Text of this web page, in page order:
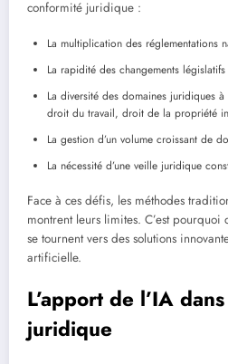
conformité juridique :
La multiplication des réglementations
La rapidité des changements législatifs
La diversité des domaines juridiques
droit du travail, droit de la propriété
La gestion d’un volume croissant de
La nécessité d’une veille juridique
Face à ces défis, les méthodes
montrent leurs limites. C’est pourquoi
se tournent vers des solutions
artificielle.
L’apport de l’IA
juridique